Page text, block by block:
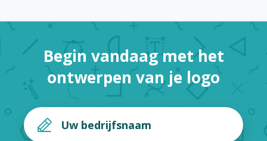
Begin vandaag met het
ontwerpen van je logo